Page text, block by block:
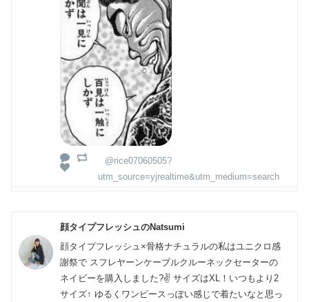
@rice07060505?
utm_source=yjrealtime&utm_medium=search
顔タイプフレッシュのNatsumi
顔タイプフレッシュ×骨格ナチュラルの私はユニクロ感
謝祭で スフレヤーンケーブルクルーネックセーターの
ネイビーを購入しました?✌️ サイズはXL！いつもより2
サイズ↑ ゆるくワンピースっぽい感じで着たいなと思っ